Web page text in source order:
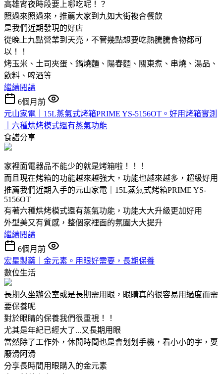
高雄宵夜時段要上哪吃呢！？
照過來照過來，推薦大家到九如大街複合餐飲
是我們近期發現的好店
從晚上九點營業到天亮，不管幾點想要吃熱騰騰食物都可
以！！
烤玉米、土司夾蛋、鍋燒麵、陽春麵、關東煮、串燒、湯品、
飲料、啤酒等
繼續閱讀
6個月前
元山家電｜15L蒸氣式烤箱PRIME YS-5156OT。好用烤箱實測
｜六種烘烤模式還有蒸氣功能
食譜分享
家裡面電器品不能少的就是烤箱啦！！！
而且現在烤箱的功能越來越強大，功能也越來越多，超級好用
推薦我們近期入手的元山家電｜15L蒸氣式烤箱PRIME YS-
5156OT
有著六種烘烤模式還有蒸氣功能，功能大大升級更加好用
外型美又有質感，整個家裡面的氛圍大大提升
繼續閱讀
6個月前
宏星製藥｜金元素。用眼好需要，長期保養
數位生活
長期久坐辦公室或是長期需用眼，眼睛真的很容易用過度而需
要保養呢
對於眼睛的保養我們很重視！！
尤其是年紀已經大了...又長期用眼
當然除了工作外，休閒時間也是會划划手機，看小小的字，耍
廢滑阿滑
分享長時間用眼購入的金元素